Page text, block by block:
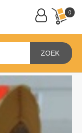
0
ZOEK